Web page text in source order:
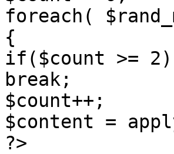
foreach(
{
if($count >= 2)
break;
$count++;
$content =
?>